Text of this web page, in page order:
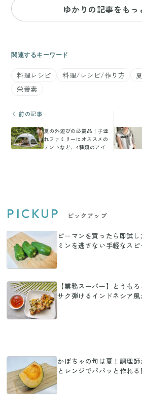
ゆかりの記事をもっ
関連するキーワード
料理レシピ 料理/レシピ/作り方
栄養素
前の記事
夏の外遊びの必需品！子連
れファミリーにオススメの
テントなど、4種類のアイテ
PICKUP ピックアップ
ピーマンを買ったら即試
ミンを逃さない手軽なス
【業務スーパー】とうも
サク弾けるインドネシア
かぼちゃの旬は夏！調理
とレンジでパパッと作れ